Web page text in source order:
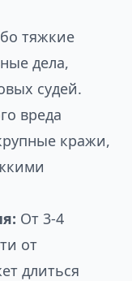
тяжкие
дела,
судей.
вреда
кражи,
От 3-4
от
длиться